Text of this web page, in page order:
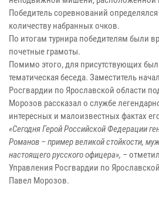
Победитель соревнований
количеству набранных очков.
По итогам турнира победителям были
почетные грамоты.
Помимо этого, для присутствующих
тематическая беседа. Заместитель
Росгвардии по Ярославcкой области
Морозов рассказал о службе
интересных и малоизвестных фактах
«Сегодня Герой Российской Федерации
Романов – пример великой стойкости,
настоящего русского офицера», –
Управления Росгвардии по
Павел Морозов.